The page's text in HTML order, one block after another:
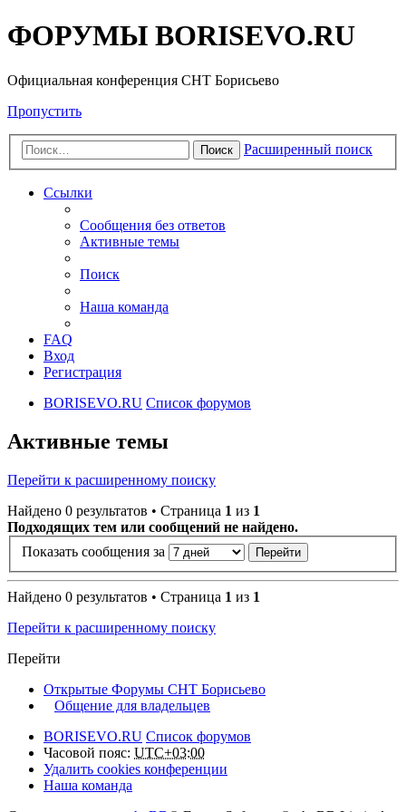
ФОРУМЫ BORISEVO.RU
Официальная конференция СНТ Борисьево
Пропустить
Поиск Расширенный поиск
Ссылки
Сообщения без ответов
Активные темы
Поиск
Наша команда
FAQ
Вход
Регистрация
BORISEVO.RU Список форумов
Активные темы
Перейти к расширенному поиску
Найдено 0 результатов • Страница 1 из 1
Подходящих тем или сообщений не найдено.
Показать сообщения за
Найдено 0 результатов • Страница 1 из 1
Перейти к расширенному поиску
Перейти
Открытые Форумы СНТ Борисьево
Общение для владельцев
BORISEVO.RU Список форумов
Часовой пояс: UTC+03:00
Удалить cookies конференции
Наша команда